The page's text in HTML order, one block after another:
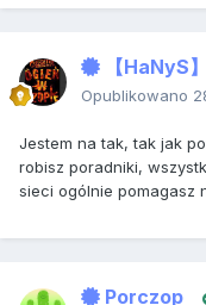
【HaNyS】
Opublikowano
Jestem na tak, tak jak
robisz poradniki,
sieci ogólnie pomagasz
Porczop